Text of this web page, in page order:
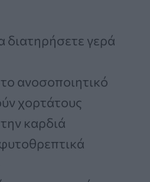
διατηρήσετε γερά
ανοσοποιητικό
χορτάτους
καρδιά